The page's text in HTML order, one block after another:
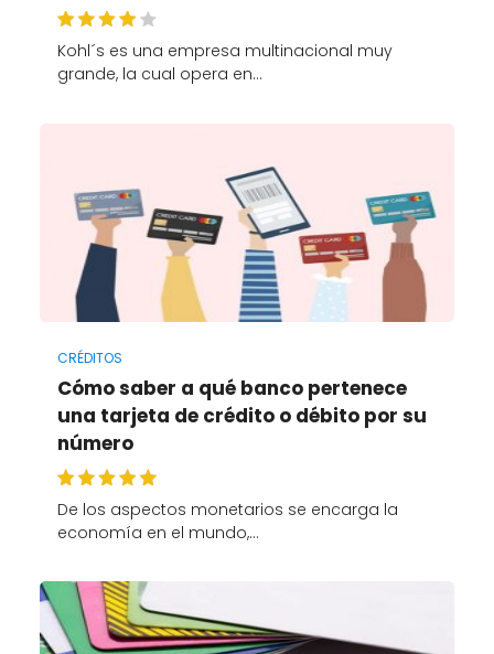
Kohl´s es una empresa multinacional muy
grande, la cual opera en…
CRÉDITOS
Cómo saber a qué banco pertenece
una tarjeta de crédito o débito por su
número
De los aspectos monetarios se encarga la
economía en el mundo,…